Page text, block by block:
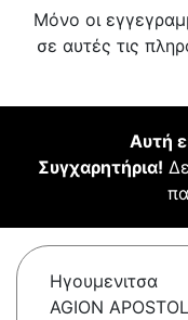
Μόνο οι
σε αυτές τις
Αυτή
Συγχαρητήρια!
Ηγουμενιτσα
AGION